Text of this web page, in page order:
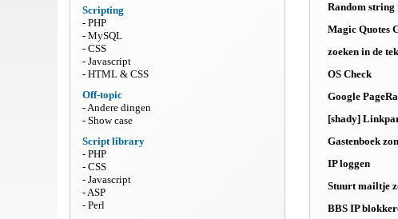
Scripting
PHP
MySQL
CSS
Javascript
HTML & CSS
Off-topic
Andere dingen
Show case
Script library
PHP
CSS
Javascript
ASP
Perl
Random string
Magic Quotes
zoeken in de
OS Check
Google
[shady]
Gastenboek
IP loggen
Stuurt mailtje
BBS IP